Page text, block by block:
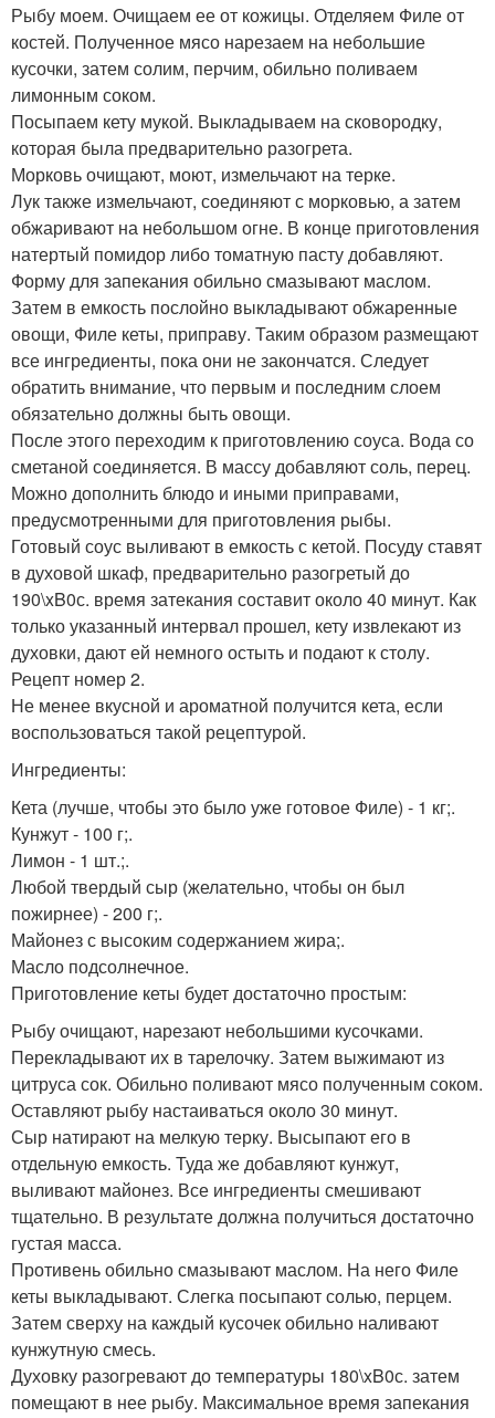
Рыбу моем. Очищаем ее от кожицы. Отделяем Филе от
костей. Полученное мясо нарезаем на небольшие
кусочки, затем солим, перчим, обильно поливаем
лимонным соком.
Посыпаем кету мукой. Выкладываем на сковородку,
которая была предварительно разогрета.
Морковь очищают, моют, измельчают на терке.
Лук также измельчают, соединяют с морковью, а затем
обжаривают на небольшом огне. В конце приготовления
натертый помидор либо томатную пасту добавляют.
Форму для запекания обильно смазывают маслом.
Затем в емкость послойно выкладывают обжаренные
овощи, Филе кеты, приправу. Таким образом размещают
все ингредиенты, пока они не закончатся. Следует
обратить внимание, что первым и последним слоем
обязательно должны быть овощи.
После этого переходим к приготовлению соуса. Вода со
сметаной соединяется. В массу добавляют соль, перец.
Можно дополнить блюдо и иными приправами,
предусмотренными для приготовления рыбы.
Готовый соус выливают в емкость с кетой. Посуду ставят
в духовой шкаф, предварительно разогретый до
190\xB0с. время затекания составит около 40 минут. Как
только указанный интервал прошел, кету извлекают из
духовки, дают ей немного остыть и подают к столу.
Рецепт номер 2.
Не менее вкусной и ароматной получится кета, если
воспользоваться такой рецептурой.
Ингредиенты:
Кета (лучше, чтобы это было уже готовое Филе) - 1 кг;.
Кунжут - 100 г;.
Лимон - 1 шт.;.
Любой твердый сыр (желательно, чтобы он был
пожирнее) - 200 г;.
Майонез с высоким содержанием жира;.
Масло подсолнечное.
Приготовление кеты будет достаточно простым:
Рыбу очищают, нарезают небольшими кусочками.
Перекладывают их в тарелочку. Затем выжимают из
цитруса сок. Обильно поливают мясо полученным соком.
Оставляют рыбу настаиваться около 30 минут.
Сыр натирают на мелкую терку. Высыпают его в
отдельную емкость. Туда же добавляют кунжут,
выливают майонез. Все ингредиенты смешивают
тщательно. В результате должна получиться достаточно
густая масса.
Противень обильно смазывают маслом. На него Филе
кеты выкладывают. Слегка посыпают солью, перцем.
Затем сверху на каждый кусочек обильно наливают
кунжутную смесь.
Духовку разогревают до температуры 180\xB0с. затем
помещают в нее рыбу. Максимальное время запекания